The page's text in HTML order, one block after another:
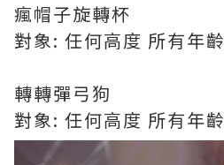
瘋帽子旋轉杯
對象: 任何高度 所有年齡
轉轉彈弓狗
對象: 任何高度 所有年齡